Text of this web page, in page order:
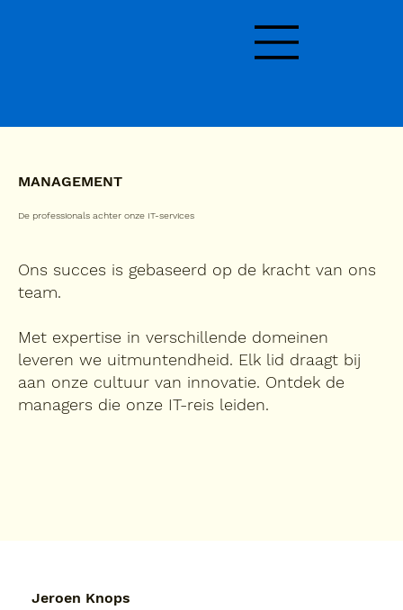
MANAGEMENT
De professionals achter onze IT-services
Ons succes is gebaseerd op de kracht van ons
team.
Met expertise in verschillende domeinen
leveren we uitmuntendheid. Elk lid draagt bij
aan onze cultuur van innovatie. Ontdek de
managers die onze IT-reis leiden.
Jeroen Knops